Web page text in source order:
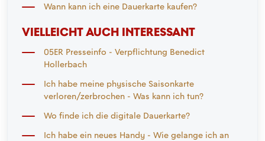
Wann kann ich eine Dauerkarte kaufen?
VIELLEICHT AUCH INTERESSANT
05ER Presseinfo - Verpflichtung Benedict
Hollerbach
Ich habe meine physische Saisonkarte
verloren/zerbrochen - Was kann ich tun?
Wo finde ich die digitale Dauerkarte?
Ich habe ein neues Handy - Wie gelange ich an